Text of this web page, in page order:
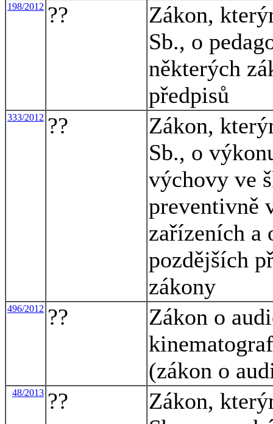
198/2012 ??
Zákon,
Sb., o
některých
předpisů
333/2012 ??
Zákon,
Sb., o
výchovy ve
preventivně
zařízeních a
pozdějších
zákony
496/2012 ??
Zákon o
(zákon o
48/2013 ??
Zákon,